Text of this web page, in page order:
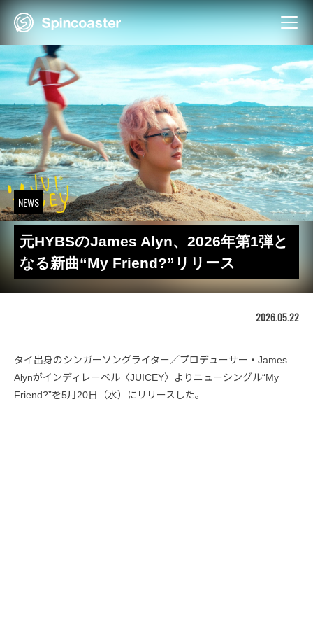
Skip
NEWS
元HYBSのJames Alyn、2026年第1弾と
なる新曲“My Friend?”リリース
2026.05.22
タイ出身のシンガーソングライター／プロデューサー・James
Alynがインディレーベル〈JUICEY〉よりニューシングル“My
Friend?”を5月20日（水）にリリースした。